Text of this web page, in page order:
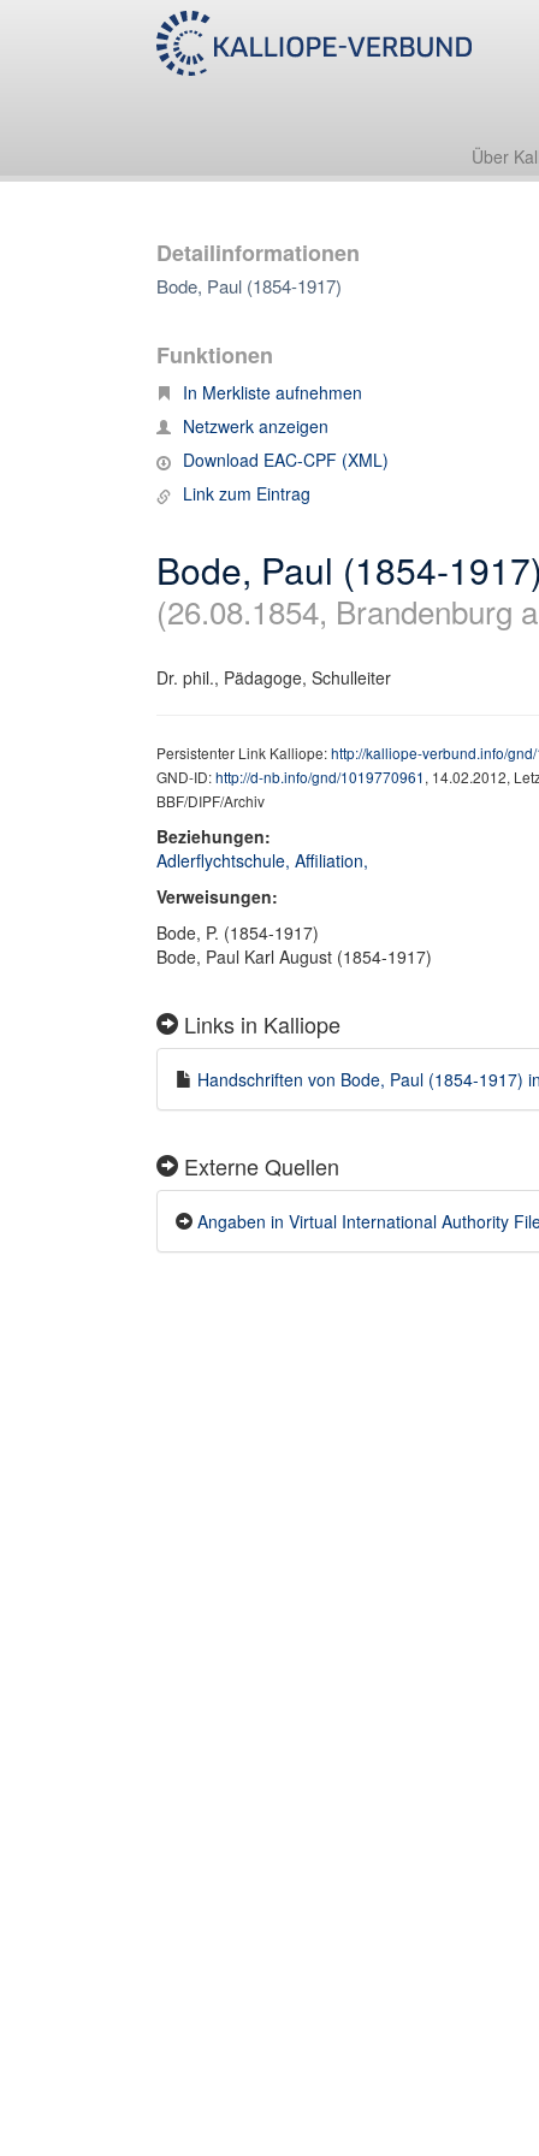
Über
Detailinformationen
Bode, Paul (1854-1917)
Funktionen
In Merkliste aufnehmen
Netzwerk anzeigen
Download EAC-CPF (XML)
Link zum Eintrag
Bode, Paul (1854-
(26.08.1854, Brandenburg
Dr. phil., Pädagoge, Schulleiter
Persistenter Link Kalliope:http://kalliope-verbund.info/
GND-ID:http://d-nb.info/gnd/1019770961, 14.02.2012,
BBF/DIPF/Archiv
Beziehungen:
Adlerflychtschule, Affiliation,
Verweisungen:
Bode, P. (1854-1917)
Bode, Paul Karl August (1854-1917)
Links in Kalliope
Handschriften von Bode, Paul (1854-1917)
Externe Quellen
Angaben in Virtual International Authority